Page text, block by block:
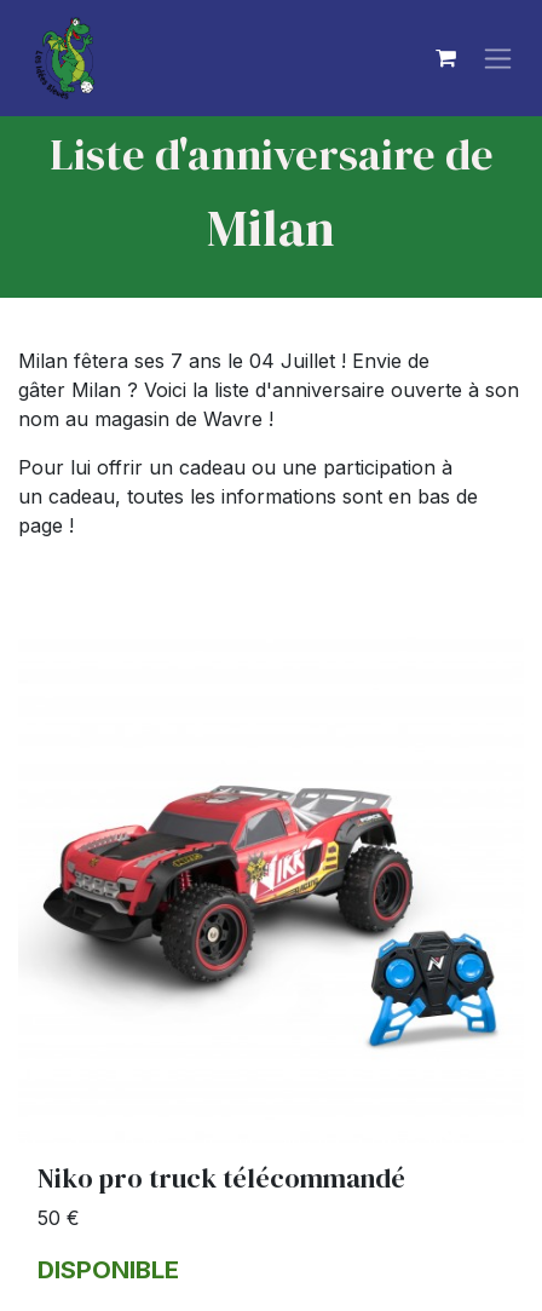
Se rendre au contenu
Liste d'anniversaire de
Milan
Milan fêtera ses 7 ans le 04 Juillet ! Envie de
gâter Milan ? Voici la liste d'anniversaire ouverte à son
nom au magasin de Wavre !
Pour lui offrir un cadeau ou une participation à
un cadeau, toutes les informations sont en bas de
page !
Niko pro truck télécommandé
50 €
DISPONIBLE